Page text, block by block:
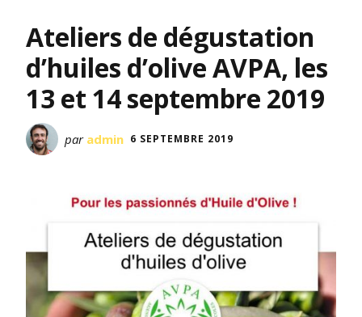
Ateliers de dégustation
d’huiles d’olive AVPA, les
13 et 14 septembre 2019
par admin 6 SEPTEMBRE 2019